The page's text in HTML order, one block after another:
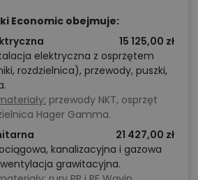
Economic obejmuje:
15 125,00 zł
elektryczna z osprzętem
rozdzielnica), przewody, puszki,
przewody NKT, osprzęt
Hager Gamma.
21 427,00 zł
kanalizacyjna i gazowa
grawitacyjna.